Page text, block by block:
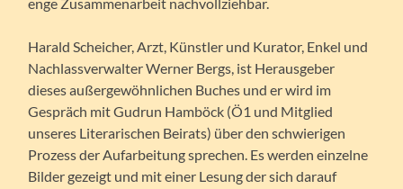
Harald Scheicher, Arzt, Künstler und Kurator, Enkel und
Nachlassverwalter Werner Bergs, ist Herausgeber
dieses außergewöhnlichen Buches und er wird im
Gespräch mit Gudrun Hamböck (Ö1 und Mitglied
unseres Literarischen Beirats) über den schwierigen
Prozess der Aufarbeitung sprechen. Es werden einzelne
Bilder gezeigt und mit einer Lesung der sich darauf